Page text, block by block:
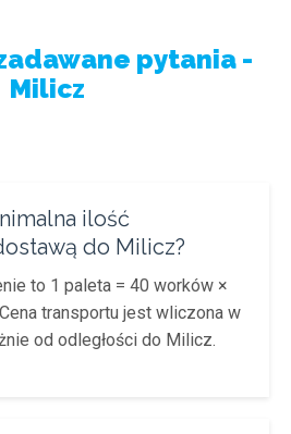
pytania -
Milicz
ilość
do Milicz?
to 1 paleta = 40 worków ×
transportu jest wliczona w
od odległości do Milicz.